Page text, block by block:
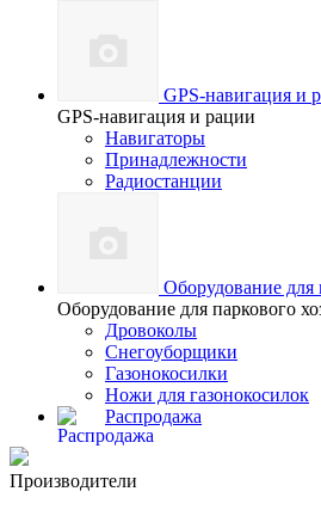
GPS-навигация и
GPS-навигация и рации
Навигаторы
Принадлежности
Радиостанции
Оборудование для
Оборудование для паркового
Дровоколы
Снегоуборщики
Газонокосилки
Ножи для газонокосилок
Распродажа
Производители